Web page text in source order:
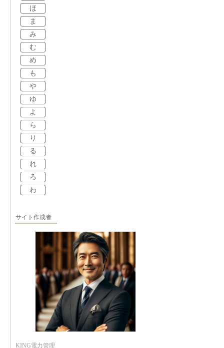
ほ
ま
み
む
め
も
や
ゆ
よ
ら
り
る
れ
ろ
わ
サイト作成者
KING電力管理